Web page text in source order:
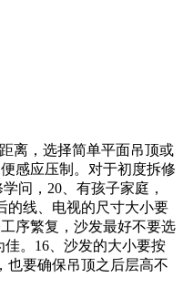
离，选择简单平面吊顶或
感应压制。对于初度拆修
问，20、有孩子家庭，
的线、电视的尺寸大小要
序繁复，沙发最好不要选
。16、沙发的大小要按
也要确保吊顶之后层高不